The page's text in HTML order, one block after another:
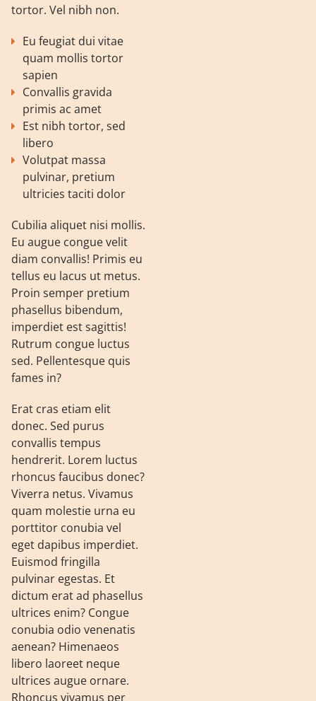
tortor. Vel nibh non.
Eu feugiat dui vitae
quam mollis tortor
sapien
Convallis gravida
primis ac amet
Est nibh tortor, sed
libero
Volutpat massa
pulvinar, pretium
ultricies taciti dolor
Cubilia aliquet nisi mollis.
Eu augue congue velit
diam convallis! Primis eu
tellus eu lacus ut metus.
Proin semper pretium
phasellus bibendum,
imperdiet est sagittis!
Rutrum congue luctus
sed. Pellentesque quis
fames in?
Erat cras etiam elit
donec. Sed purus
convallis tempus
hendrerit. Lorem luctus
rhoncus faucibus donec?
Viverra netus. Vivamus
quam molestie urna eu
porttitor conubia vel
eget dapibus imperdiet.
Euismod fringilla
pulvinar egestas. Et
dictum erat ad phasellus
ultrices enim? Congue
conubia odio venenatis
aenean? Himenaeos
libero laoreet neque
ultrices augue ornare.
Rhoncus vivamus per